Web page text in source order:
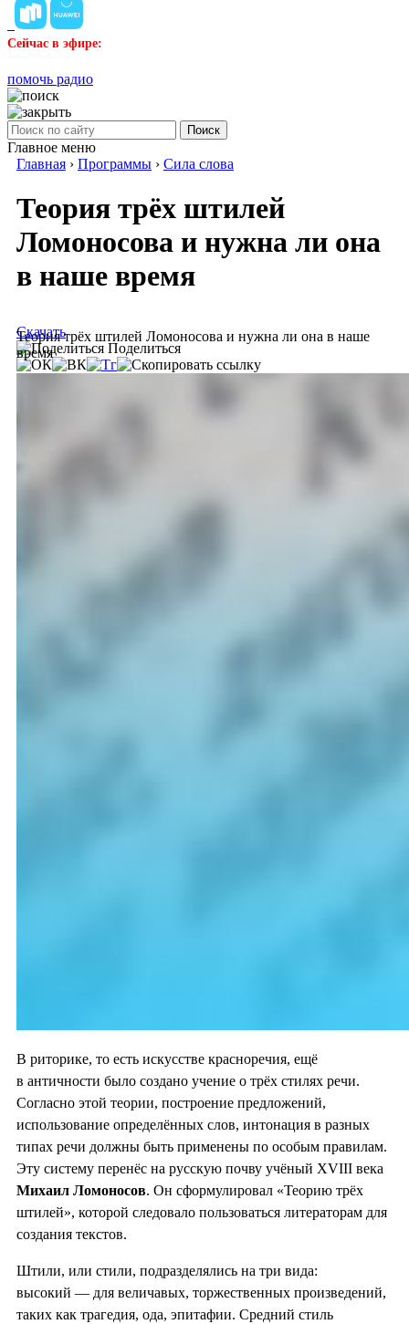
Сейчас в эфире:
помочь радио
Поиск
Главное меню
Главная › Программы › Сила слова
Теория трёх штилей
Ломоносова и нужна ли она
в наше время
Теория трёх штилей Ломоносова и нужна ли она в наше
время
Скачать
Поделиться
В риторике, то есть искусстве красноречия, ещё
в античности было создано учение о трёх стилях речи.
Согласно этой теории, построение предложений,
использование определённых слов, интонация в разных
типах речи должны быть применены по особым правилам.
Эту систему перенёс на русскую почву учёный XVIII века
Михаил Ломоносов. Он сформулировал «Теорию трëх
штилей», которой следовало пользоваться литераторам для
создания текстов.
Штили, или стили, подразделялись на три вида:
высокий — для величавых, торжественных произведений,
таких как трагедия, ода, эпитафии. Средний стиль